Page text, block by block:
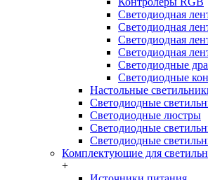
Светодиодная
Светодиодная
Светодиодная
Светодиодная
Светодиодные
Светодиодные
Настольные
Светодиодные
Светодиодные люстры
Светодиодные
Светодиодные
Комплектующие для
+